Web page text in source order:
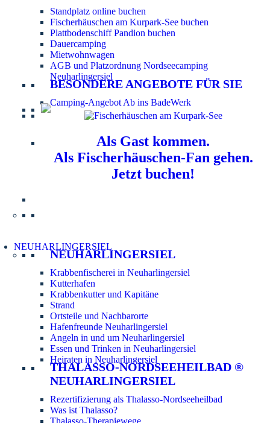
Standplatz online buchen
Fischerhäuschen am Kurpark-See buchen
Plattbodenschiff Pandion buchen
Dauercamping
Mietwohnwagen
AGB und Platzordnung Nordseecamping
Neuharlingersiel
BESONDERE ANGEBOTE FÜR SIE
Camping-Angebot Ab ins BadeWerk
Als Gast kommen.
Als Fischerhäuschen-Fan gehen.
Jetzt buchen!
NEUHARLINGERSIEL
NEUHARLINGERSIEL
Krabbenfischerei in Neuharlingersiel
Kutterhafen
Krabbenkutter und Kapitäne
Strand
Ortsteile und Nachbarorte
Hafenfreunde Neuharlingersiel
Angeln in und um Neuharlingersiel
Essen und Trinken in Neuharlingersiel
Heiraten in Neuharlingersiel
THALASSO-NORDSEEHEILBAD ®
NEUHARLINGERSIEL
Rezertifizierung als Thalasso-Nordseeheilbad
Was ist Thalasso?
Thalasso-Therapiewege